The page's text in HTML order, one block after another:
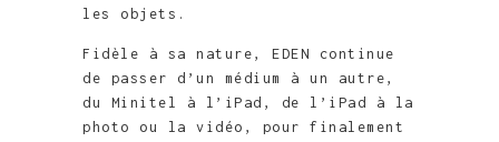
les objets.
Fidèle à sa nature, EDEN continue
de passer d’un médium à un autre,
du Minitel à l’iPad, de l’iPad à la
photo ou la vidéo, pour finalement